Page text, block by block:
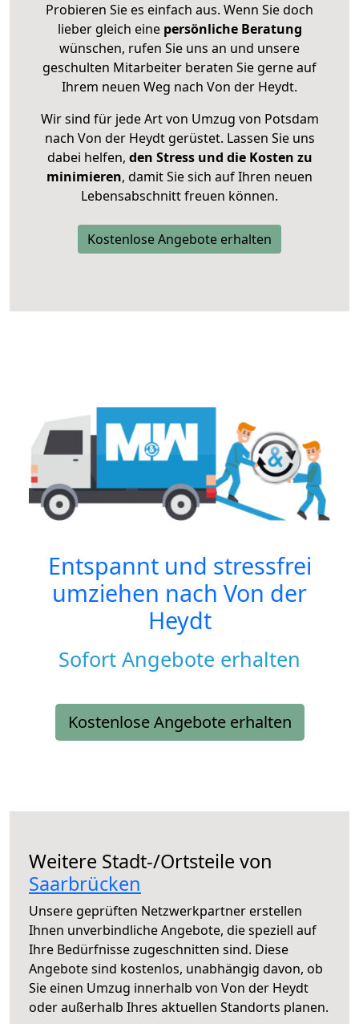
Probieren Sie es einfach aus. Wenn Sie doch
lieber gleich eine persönliche Beratung
wünschen, rufen Sie uns an und unsere
geschulten Mitarbeiter beraten Sie gerne auf
Ihrem neuen Weg nach Von der Heydt.
Wir sind für jede Art von Umzug von Potsdam
nach Von der Heydt gerüstet. Lassen Sie uns
dabei helfen, den Stress und die Kosten zu
minimieren, damit Sie sich auf Ihren neuen
Lebensabschnitt freuen können.
Kostenlose Angebote erhalten
Entspannt und stressfrei
umziehen nach Von der
Heydt
Sofort Angebote erhalten
Kostenlose Angebote erhalten
Weitere Stadt-/Ortsteile von
Saarbrücken
Unsere geprüften Netzwerkpartner erstellen
Ihnen unverbindliche Angebote, die speziell auf
Ihre Bedürfnisse zugeschnitten sind. Diese
Angebote sind kostenlos, unabhängig davon, ob
Sie einen Umzug innerhalb von Von der Heydt
oder außerhalb Ihres aktuellen Standorts planen.